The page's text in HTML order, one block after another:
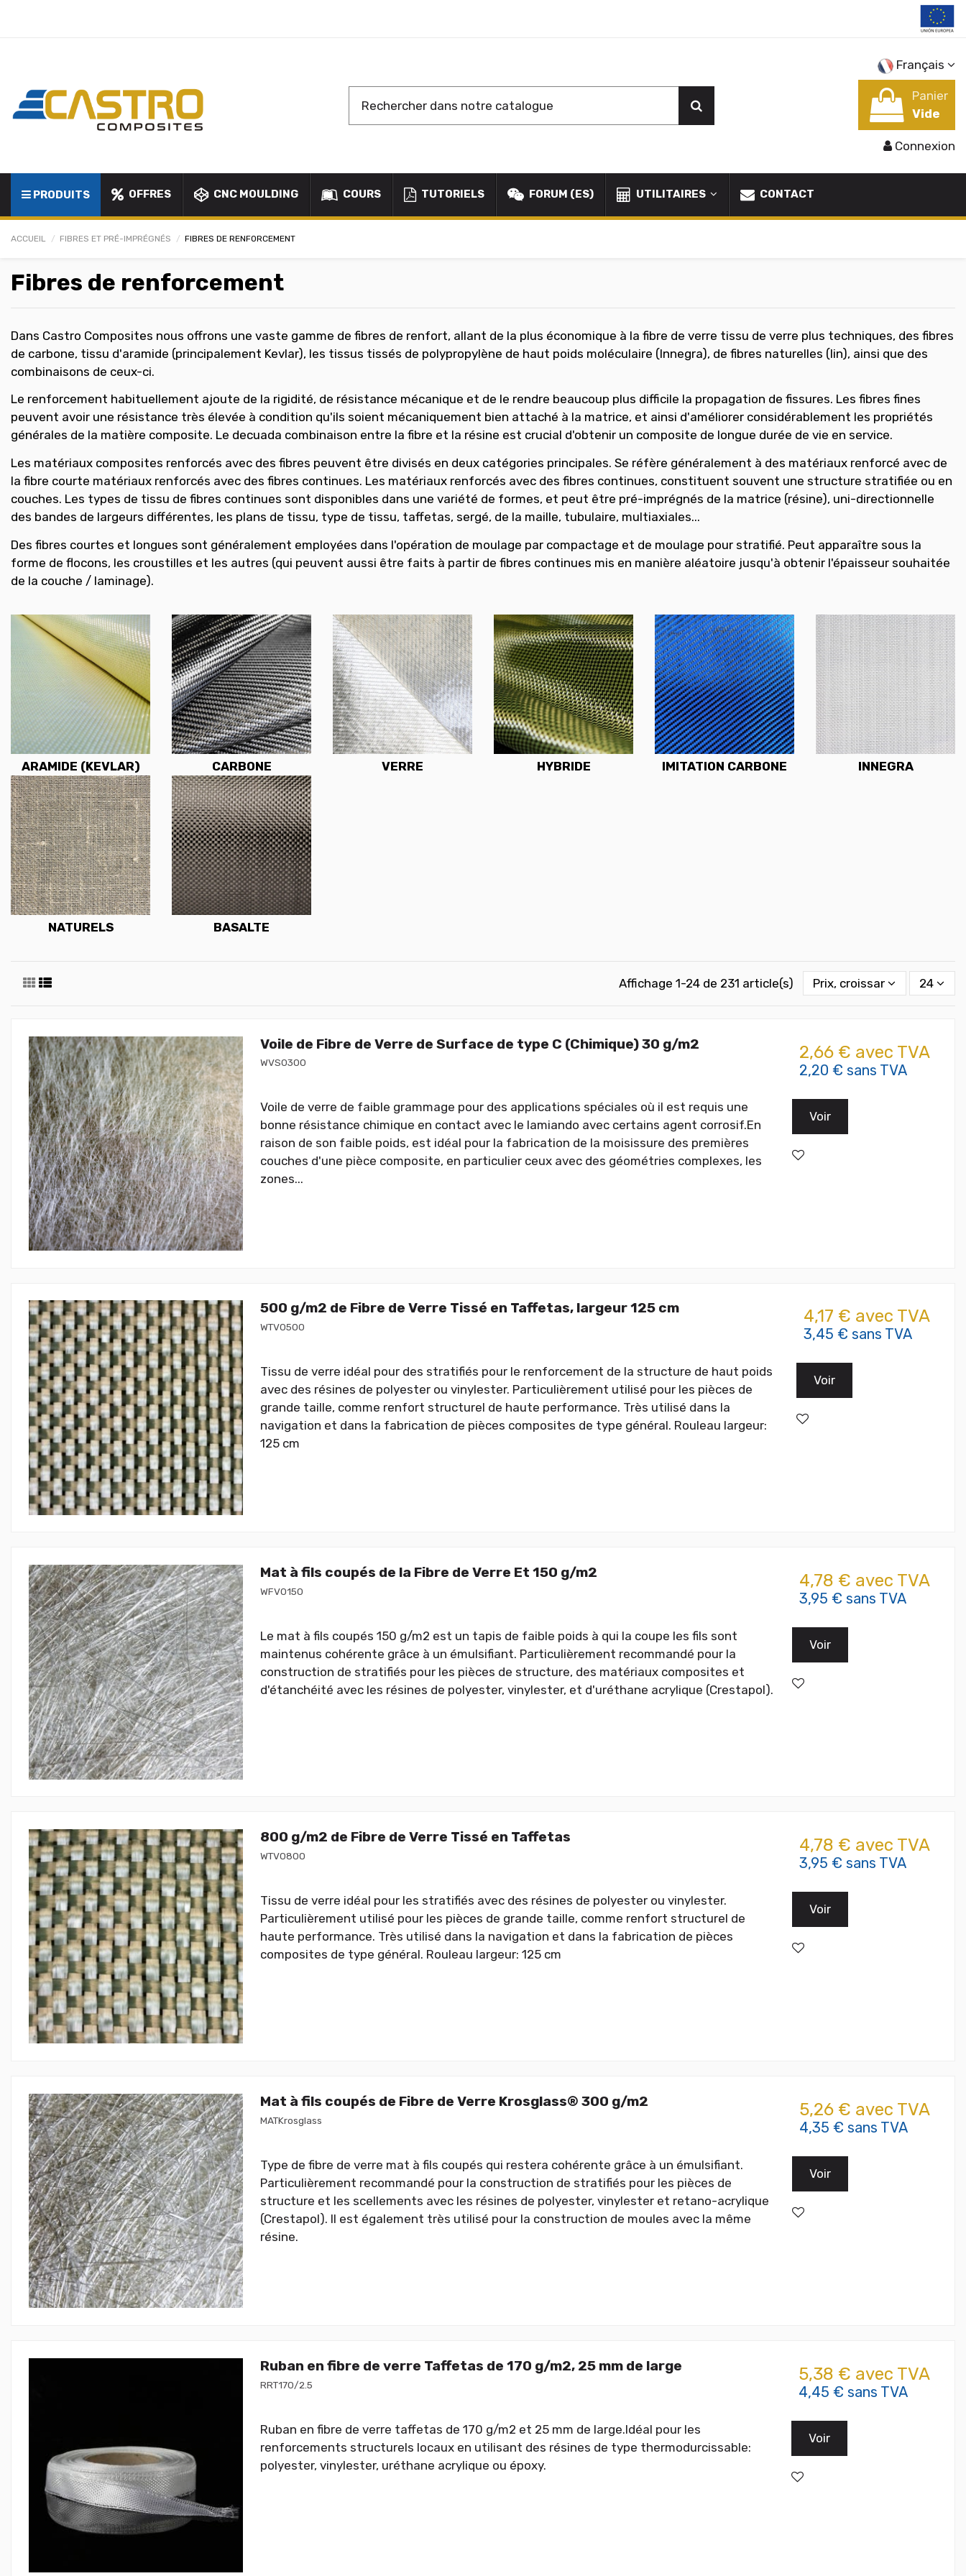
Français
Panier
Vide
Connexion
PRODUITS OFFRES CNC MOULDING COURS TUTORIELS FORUM (ES) UTILITAIRES CONTACT
ACCUEIL FIBRES ET PRÉ-IMPRÉGNÉS FIBRES DE RENFORCEMENT
Fibres de renforcement
Dans Castro Composites nous offrons une vaste gamme de fibres de renfort, allant de la plus économique à la fibre de verre tissu de verre plus techniques, des fibres
de carbone, tissu d'aramide (principalement Kevlar), les tissus tissés de polypropylène de haut poids moléculaire (Innegra), de fibres naturelles (lin), ainsi que des
combinaisons de ceux-ci.
Le renforcement habituellement ajoute de la rigidité, de résistance mécanique et de le rendre beaucoup plus difficile la propagation de fissures. Les fibres fines
peuvent avoir une résistance très élevée à condition qu'ils soient mécaniquement bien attaché à la matrice, et ainsi d'améliorer considérablement les propriétés
générales de la matière composite. Le decuada combinaison entre la fibre et la résine est crucial d'obtenir un composite de longue durée de vie en service.
Les matériaux composites renforcés avec des fibres peuvent être divisés en deux catégories principales. Se réfère généralement à des matériaux renforcé avec de
la fibre courte matériaux renforcés avec des fibres continues. Les matériaux renforcés avec des fibres continues, constituent souvent une structure stratifiée ou en
couches. Les types de tissu de fibres continues sont disponibles dans une variété de formes, et peut être pré-imprégnés de la matrice (résine), uni-directionnelle
des bandes de largeurs différentes, les plans de tissu, type de tissu, taffetas, sergé, de la maille, tubulaire, multiaxiales...
Des fibres courtes et longues sont généralement employées dans l'opération de moulage par compactage et de moulage pour stratifié. Peut apparaître sous la
forme de flocons, les croustilles et les autres (qui peuvent aussi être faits à partir de fibres continues mis en manière aléatoire jusqu'à obtenir l'épaisseur souhaitée
de la couche / laminage).
ARAMIDE (KEVLAR) CARBONE VERRE HYBRIDE IMITATION CARBONE INNEGRA
NATURELS BASALTE
Affichage 1-24 de 231 article(s) Prix, croissant 24
Voile de Fibre de Verre de Surface de type C (Chimique) 30 g/m2
WVS0300
Voile de verre de faible grammage pour des applications spéciales où il est requis une
bonne résistance chimique en contact avec le lamiando avec certains agent corrosif.En
raison de son faible poids, est idéal pour la fabrication de la moisissure des premières
couches d'une pièce composite, en particulier ceux avec des géométries complexes, les
zones...
2,66 € avec TVA
2,20 € sans TVA
Voir
500 g/m2 de Fibre de Verre Tissé en Taffetas, largeur 125 cm
WTV0500
Tissu de verre idéal pour des stratifiés pour le renforcement de la structure de haut poids
avec des résines de polyester ou vinylester. Particulièrement utilisé pour les pièces de
grande taille, comme renfort structurel de haute performance. Très utilisé dans la
navigation et dans la fabrication de pièces composites de type général. Rouleau largeur:
125 cm
4,17 € avec TVA
3,45 € sans TVA
Voir
Mat à fils coupés de la Fibre de Verre Et 150 g/m2
WFV0150
Le mat à fils coupés 150 g/m2 est un tapis de faible poids à qui la coupe les fils sont
maintenus cohérente grâce à un émulsifiant. Particulièrement recommandé pour la
construction de stratifiés pour les pièces de structure, des matériaux composites et
d'étanchéité avec les résines de polyester, vinylester, et d'uréthane acrylique (Crestapol).
4,78 € avec TVA
3,95 € sans TVA
Voir
800 g/m2 de Fibre de Verre Tissé en Taffetas
WTV0800
Tissu de verre idéal pour les stratifiés avec des résines de polyester ou vinylester.
Particulièrement utilisé pour les pièces de grande taille, comme renfort structurel de
haute performance. Très utilisé dans la navigation et dans la fabrication de pièces
composites de type général. Rouleau largeur: 125 cm
4,78 € avec TVA
3,95 € sans TVA
Voir
Mat à fils coupés de Fibre de Verre Krosglass® 300 g/m2
MATKrosglass
Type de fibre de verre mat à fils coupés qui restera cohérente grâce à un émulsifiant.
Particulièrement recommandé pour la construction de stratifiés pour les pièces de
structure et les scellements avec les résines de polyester, vinylester et retano-acrylique
(Crestapol). Il est également très utilisé pour la construction de moules avec la même
résine.
5,26 € avec TVA
4,35 € sans TVA
Voir
Ruban en fibre de verre Taffetas de 170 g/m2, 25 mm de large
RRT170/2.5
Ruban en fibre de verre taffetas de 170 g/m2 et 25 mm de large.Idéal pour les
renforcements structurels locaux en utilisant des résines de type thermodurcissable:
polyester, vinylester, uréthane acrylique ou époxy.
5,38 € avec TVA
4,45 € sans TVA
Voir